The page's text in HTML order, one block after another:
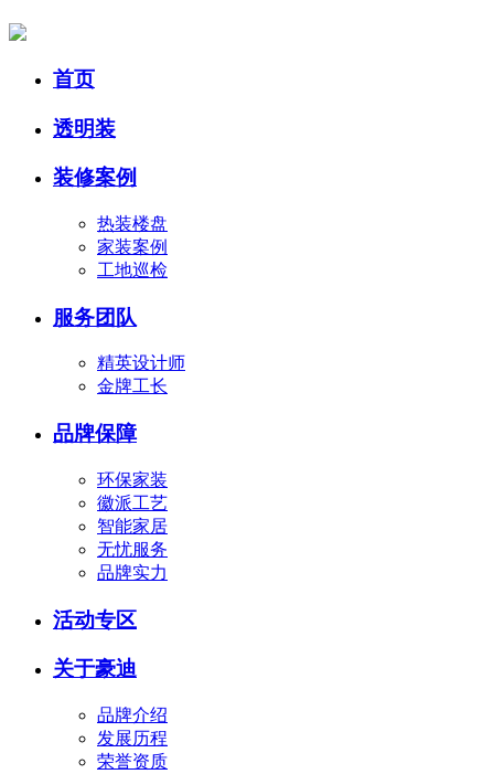
首页
透明装
装修案例
热装楼盘
家装案例
工地巡检
服务团队
精英设计师
金牌工长
品牌保障
环保家装
徽派工艺
智能家居
无忧服务
品牌实力
活动专区
关于豪迪
品牌介绍
发展历程
荣誉资质